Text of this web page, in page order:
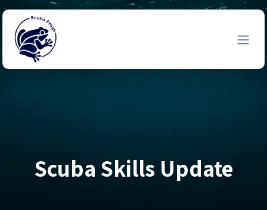
Zum Inhalt springen
Scuba Skills Update